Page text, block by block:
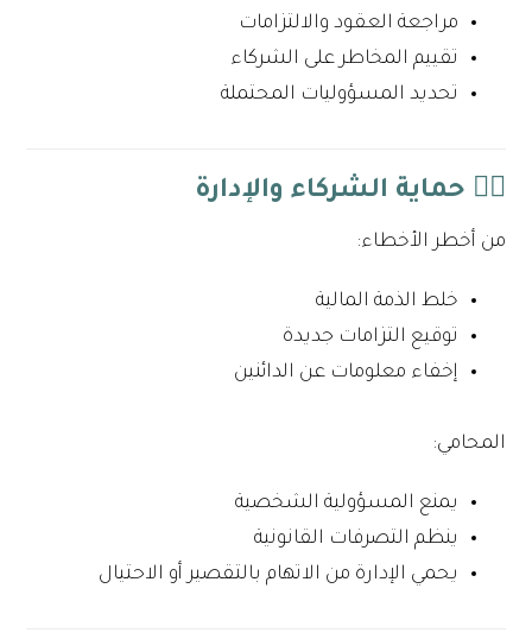
مراجعة العقود والالتزامات
تقييم المخاطر على الشركاء
تحديد المسؤوليات المحتملة
٢️⃣ حماية الشركاء والإدارة
من أخطر الأخطاء:
خلط الذمة المالية
توقيع التزامات جديدة
إخفاء معلومات عن الدائنين
المحامي:
يمنع المسؤولية الشخصية
ينظم التصرفات القانونية
يحمي الإدارة من الاتهام بالتقصير أو الاحتيال